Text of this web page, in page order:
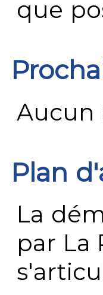
que
Aucun
Plan
La
par La